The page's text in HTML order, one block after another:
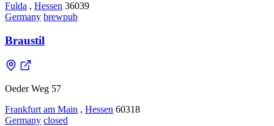
Fulda , Hessen 36039
Germany brewpub
Braustil
Oeder Weg 57
Frankfurt am Main , Hessen 60318
Germany closed